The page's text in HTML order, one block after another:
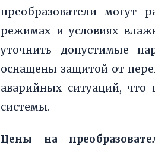
преобразователи могут
режимах и условиях
уточнить допустимые
оснащены защитой от
аварийных ситуаций, что
системы.
Цены на